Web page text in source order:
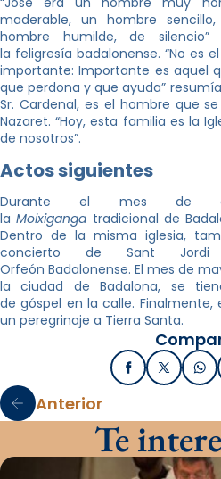
maderable, un hombre
hombre humilde, de
la feligresía badalonense. “No es
importante: Importante es aquel
que perdona y que ayuda”
Sr. Cardenal, es el hombre que
Nazaret. “Hoy, esta familia es la
de nosotros”.
Actos siguientes
Durante el mes de
laMoixiganga tradicional de
Dentro de la misma iglesia,
concierto de Sant Jordi
Orfeón Badalonense. El mes de
la ciudad de Badalona, se
de góspel en la calle.
un peregrinaje a Tierra Santa.
Facebook
X /
Anterior
Te